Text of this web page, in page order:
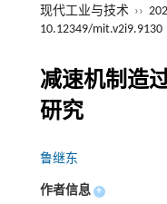
现代工业与技术 ››
10.12349/mit.v2i9.9130
减速机制造
研究
鲁继东
作者信息 +